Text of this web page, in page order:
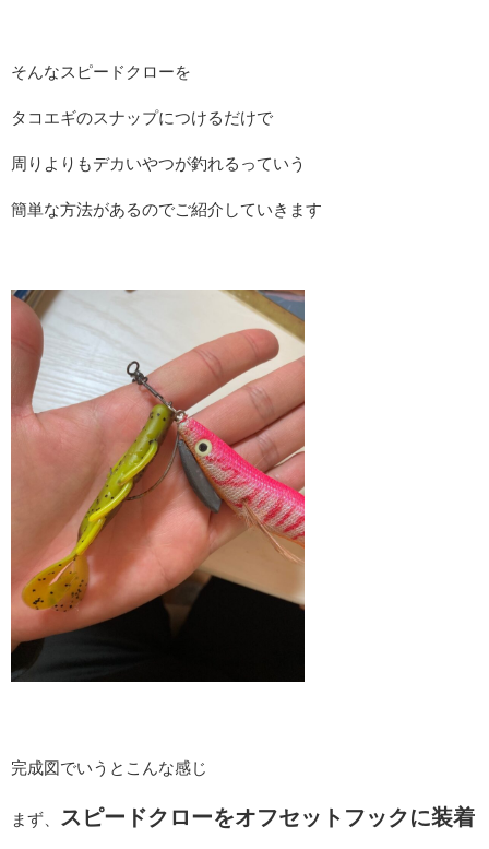
そんなスピードクローを
タコエギのスナップにつけるだけで
周りよりもデカいやつが釣れるっていう
簡単な方法があるのでご紹介していきます
完成図でいうとこんな感じ
まず、 スピードクローをオフセットフックに装着